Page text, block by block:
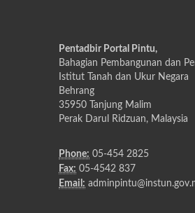
Pentadbir Portal Pintu,
Bahagian Pembangunan dan
Istitut Tanah dan Ukur Negara
Behrang
35950 Tanjung Malim
Perak Darul Ridzuan, Malaysia
Phone: 05-454 2825
Fax: 05-4542 837
Email: